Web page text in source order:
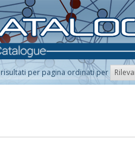
risultati per pagina ordinati per